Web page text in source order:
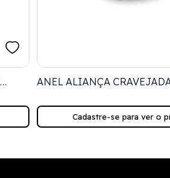
ANEL ALIANÇA
Cadastre-se para ver o